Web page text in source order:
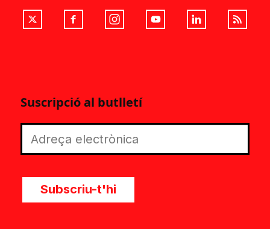
Suscripció al butlletí
Subscriu-t'hi